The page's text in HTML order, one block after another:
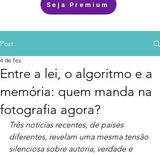
Seja Premium
Post
Entre a lei, o algoritmo e a
memória: quem manda na
fotografia agora?
4 de fev.
Três notícias recentes, de países
diferentes, revelam uma mesma tensão
silenciosa sobre autoria, verdade e